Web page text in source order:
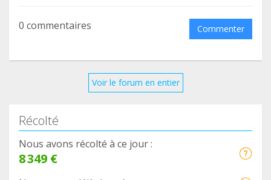
0 commentaires Commenter
Voir le forum en entier
Récolté
Nous avons récolté à ce jour :
8 349 €